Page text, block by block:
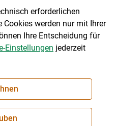
|Barrierefreiheit|
erforderlichen
Cookies werden nur mit Ihrer
Ihre Entscheidung für
Einstellungen jederzeit